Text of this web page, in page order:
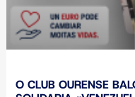
O CLUB OURENSE